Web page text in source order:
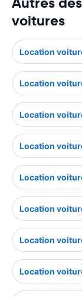
voitures
Location
Location
Location
Location
Location
Location
Location
Location